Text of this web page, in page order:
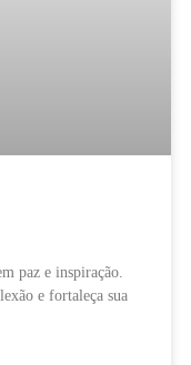
paz e inspiração.
e fortaleça sua